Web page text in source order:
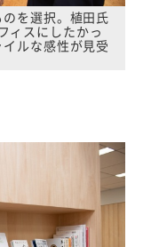
を選択。植田氏
ィスにしたかっ
ルな感性が見受